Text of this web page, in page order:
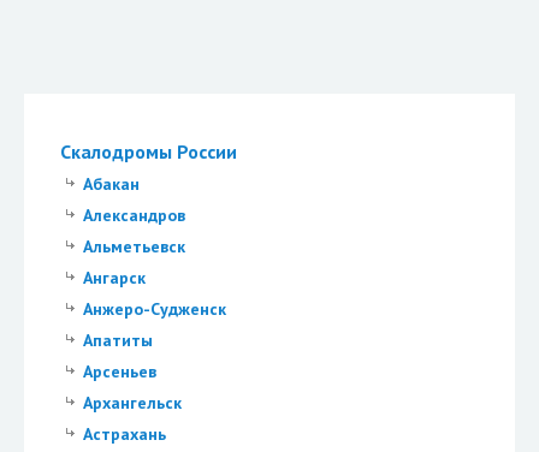
Скалодромы России
Абакан
Александров
Альметьевск
Ангарск
Анжеро-Судженск
Апатиты
Арсеньев
Архангельск
Астрахань